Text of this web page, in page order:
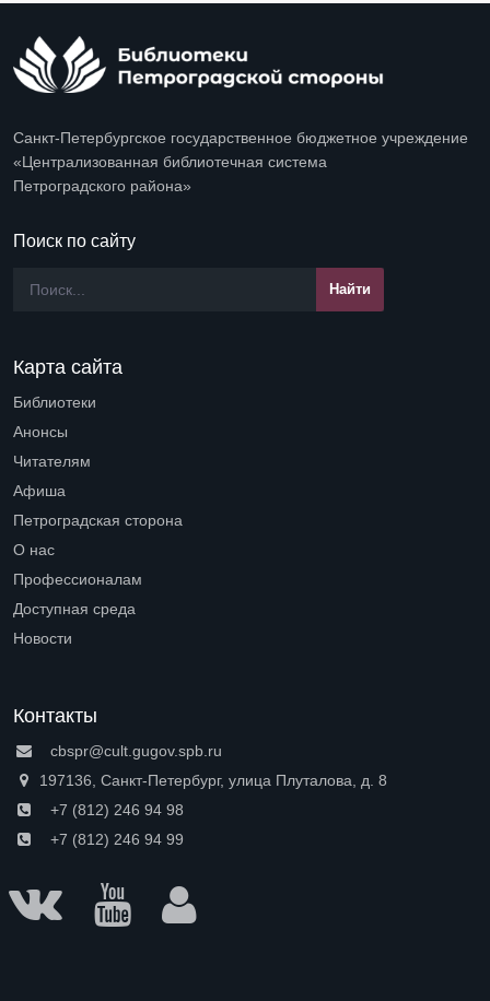
Санкт-Петербургское государственное бюджетное учреждение
«Централизованная библиотечная система
Петроградского района»
Поиск по сайту
Карта сайта
Библиотеки
Анонсы
Читателям
Афиша
Петроградская сторона
О нас
Профессионалам
Доступная среда
Новости
Контакты
cbspr@cult.gugov.spb.ru
197136, Санкт-Петербург, улица Плуталова, д. 8
+7 (812) 246 94 98
+7 (812) 246 94 99